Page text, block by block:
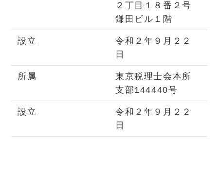
２丁目１８番２号
鎌田ビル１階
設立
令和２年９月２２
日
所属
東京税理士会本所
支部144440号
設立
令和２年９月２２
日